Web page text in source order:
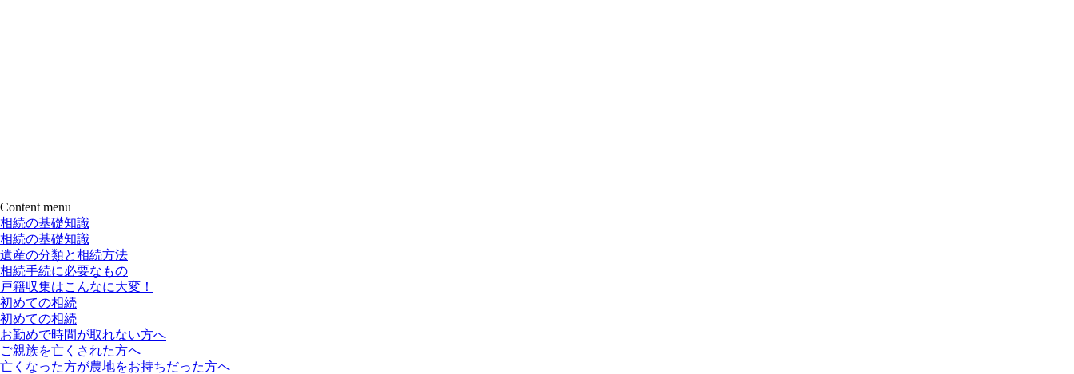
Content menu
相続の基礎知識
相続の基礎知識
遺産の分類と相続方法
相続手続に必要なもの
戸籍収集はこんなに大変！
初めての相続
初めての相続
お勤めで時間が取れない方へ
ご親族を亡くされた方へ
亡くなった方が農地をお持ちだった方へ